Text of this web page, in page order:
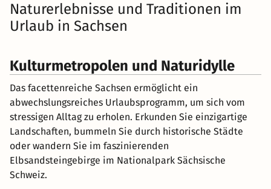
Naturerlebnisse und Traditionen im
Urlaub in Sachsen
Kulturmetropolen und Naturidylle
Das facettenreiche Sachsen ermöglicht ein
abwechslungsreiches Urlaubsprogramm, um sich vom
stressigen Alltag zu erholen. Erkunden Sie einzigartige
Landschaften, bummeln Sie durch historische Städte
oder wandern Sie im faszinierenden
Elbsandsteingebirge im Nationalpark Sächsische
Schweiz.